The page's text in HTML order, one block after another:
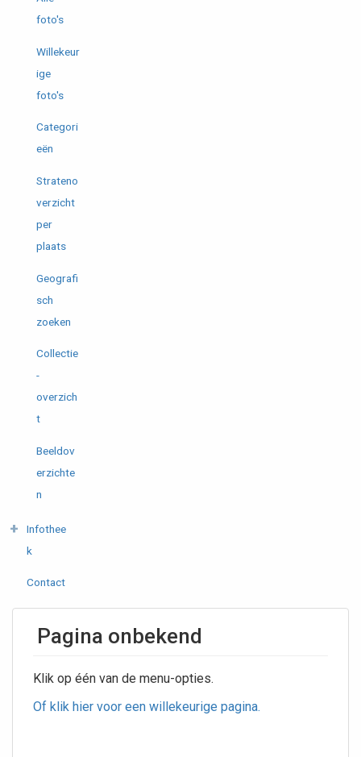
foto's
Willekeur
ige
foto's
Categori
eën
Strateno
verzicht
per
plaats
Geografi
sch
zoeken
Collectie
-
overzich
t
Beeldov
erzichte
n
Infothee
k
Contact
Pagina onbekend
Klik op één van de menu-opties.
Of klik hier voor een willekeurige pagina.